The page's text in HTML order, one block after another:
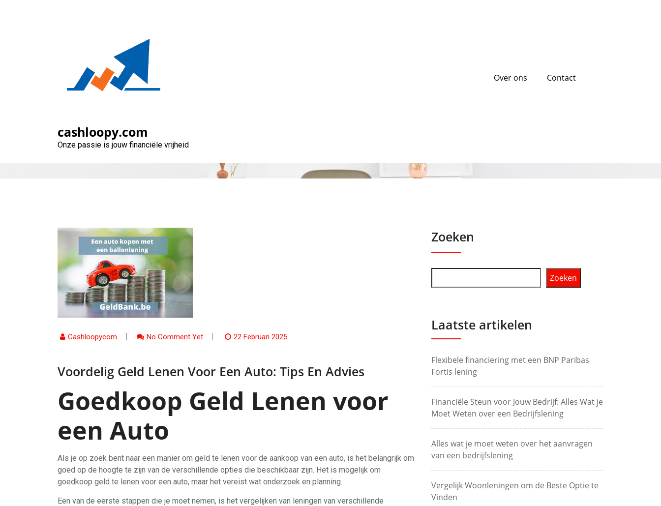
cashloopy.com
Onze passie is jouw financiële vrijheid
Over ons Contact
Cashloopycom No Comment Yet 22 Februari 2025
Voordelig Geld Lenen Voor Een Auto: Tips En Advies
Goedkoop Geld Lenen voor
een Auto
Als je op zoek bent naar een manier om geld te lenen voor de aankoop van een auto, is het belangrijk om
goed op de hoogte te zijn van de verschillende opties die beschikbaar zijn. Het is mogelijk om
goedkoop geld te lenen voor een auto, maar het vereist wat onderzoek en planning.
Een van de eerste stappen die je moet nemen, is het vergelijken van leningen van verschillende
Zoeken
Zoeken
Laatste artikelen
Flexibele financiering met een BNP Paribas
Fortis lening
Financiële Steun voor Jouw Bedrijf: Alles Wat je
Moet Weten over een Bedrijfslening
Alles wat je moet weten over het aanvragen
van een bedrijfslening
Vergelijk Woonleningen om de Beste Optie te
Vinden